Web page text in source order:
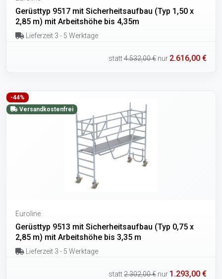
Gerüsttyp 9517 mit Sicherheitsaufbau (Typ 1,50 x
2,85 m) mit Arbeitshöhe bis 4,35m
Lieferzeit 3 - 5 Werktage
statt4.532,00 € nur 2.616,00 €
-44%
Versandkostenfrei
Euroline
Gerüsttyp 9513 mit Sicherheitsaufbau (Typ 0,75 x
2,85 m) mit Arbeitshöhe bis 3,35 m
Lieferzeit 3 - 5 Werktage
statt2.302,00 € nur 1.293,00 €